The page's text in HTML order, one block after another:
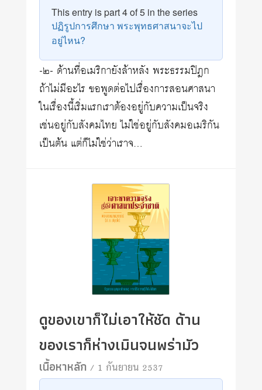
This entry is part 4 of 5 in the series
ปฏิรูปการศึกษา พระพุทธศาสนาจะไป
อยู่ไหน?
-๒- ด้านที่อเมริกายังล้าหลัง พระธรรมปิฎก
ถ้าไม่มีอะไร ขอพูดต่อไปเรื่องการสอนศาสนา
ในเรื่องนี้เริ่มแรกเราต้องอยู่กับความเป็นจริง
เช่นอยู่กับสังคมไทย ไม่ใช่อยู่กับสังคมอเมริกัน
เป็นต้น แต่ก็ไม่ใช่ว่าเราจ…
ดูของเขาก็ไม่เอาให้ชัด ด้าน
ของเราก็ห่างเมินจนพร่ามัว
เนื้อหาหลัก/ 1 กันยายน 2537